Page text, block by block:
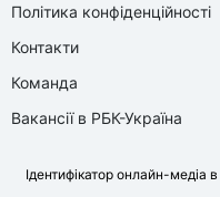
Політика конфіденційності
Контакти
Команда
Вакансії в РБК-Україна
Ідентифікатор онлайн-медіа